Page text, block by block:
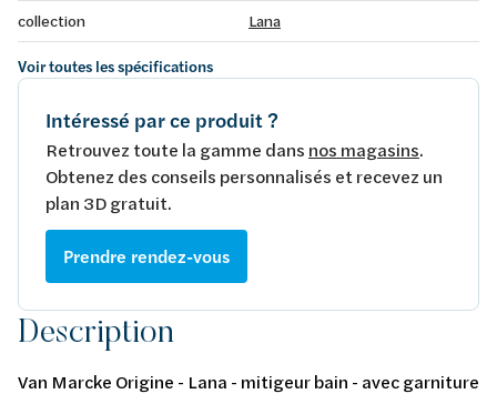
collection
Lana
Voir toutes les spécifications
Intéressé par ce produit ?
Retrouvez toute la gamme dans nos magasins.
Obtenez des conseils personnalisés et recevez un
plan 3D gratuit.
Prendre rendez-vous
Description
Van Marcke Origine - Lana - mitigeur bain - avec garniture